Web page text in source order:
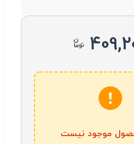
موجود نیست